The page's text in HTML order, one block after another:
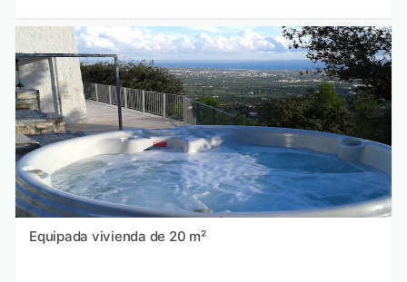
Equipada vivienda de 20 m²